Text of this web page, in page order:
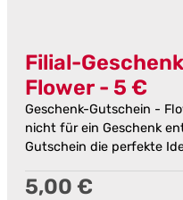
Filial-
Flower - 5 €
Geschenk-Gutschein -
nicht für ein Geschenk
Gutschein die perfekte
Regulärer Preis:
5,00 €